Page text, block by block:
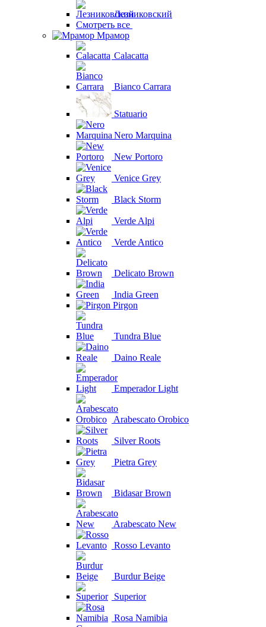
Лезниковский
Смотреть все
Мрамор
Calacatta
Bianco Carrara
Statuario
Nero Marquina
New Portoro
Venice Grey
Black Storm
Verde Alpi
Verde Antico
Delicato Brown
India Green
Pirgon
Tundra Blue
Daino Reale
Emperador Light
Arabescato Orobico
Silver Roots
Pietra Grey
Bidasar Brown
Arabescato New
Rosso Levanto
Burdur Beige
Superior
Rosa Namibia